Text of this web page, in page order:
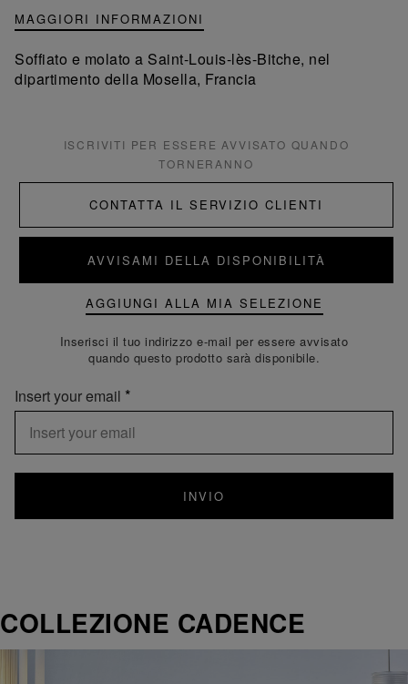
MAGGIORI INFORMAZIONI
Soffiato e molato a Saint-Louis-lès-Bitche, nel
dipartimento della Mosella, Francia
ISCRIVITI PER ESSERE AVVISATO QUANDO
TORNERANNO
CONTATTA IL SERVIZIO CLIENTI
AVVISAMI DELLA DISPONIBILITÀ
AGGIUNGI ALLA MIA SELEZIONE
Inserisci il tuo indirizzo e-mail per essere avvisato
quando questo prodotto sarà disponibile.
Insert your email
INVIO
COLLEZIONE CADENCE